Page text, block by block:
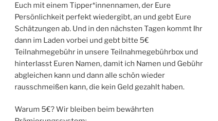
Euch mit einem Tipper*innennamen, der Eure
Persönlichkeit perfekt wiedergibt, an und gebt Eure
Schätzungen ab. Und in den nächsten Tagen kommt Ihr
dann im Laden vorbei und gebt bitte 5€
Teilnahmegebühr in unsere Teilnahmegebührbox und
hinterlasst Euren Namen, damit ich Namen und Gebühr
abgleichen kann und dann alle schön wieder
rausschmeißen kann, die kein Geld gezahlt haben.
Warum 5€? Wir bleiben beim bewährten